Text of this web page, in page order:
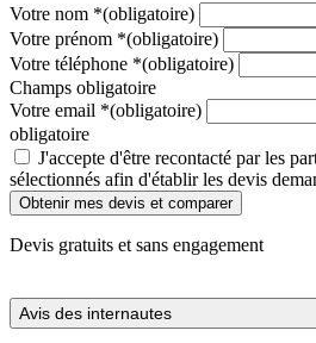
Votre nom *(obligatoire)
Votre prénom *(obligatoire)
Votre téléphone *(obligatoire)
Champs obligatoire
Votre email *(obligatoire)
obligatoire
J'accepte d'être recontacté par les
sélectionnés afin d'établir les devis
Devis gratuits et sans engagement
Avis des internautes